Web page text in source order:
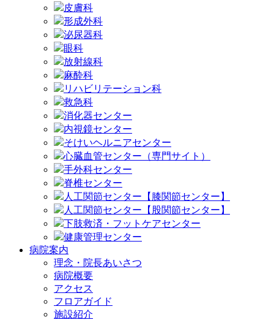
皮膚科
形成外科
泌尿器科
眼科
放射線科
麻酔科
リハビリテーション科
救急科
消化器センター
内視鏡センター
そけいヘルニアセンター
心臓血管センター（専門サイト）
手外科センター
脊椎センター
人工関節センター【膝関節センター】
人工関節センター【股関節センター】
下肢救済・フットケアセンター
健康管理センター
病院案内
理念・院長あいさつ
病院概要
アクセス
フロアガイド
施設紹介